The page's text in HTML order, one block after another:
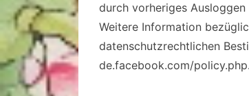
durch vorheriges
Weitere Information
datenschutzrechtlichen
de.facebook.com/policy.php.